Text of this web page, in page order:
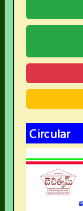
Circular